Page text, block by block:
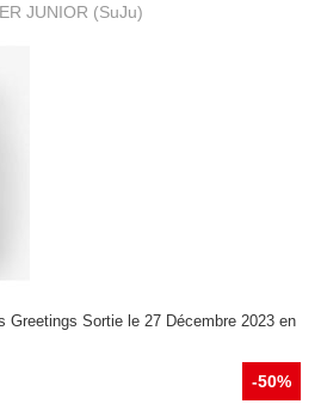
JUNIOR (SuJu)
Greetings Sortie le 27 Décembre 2023 en
-50%